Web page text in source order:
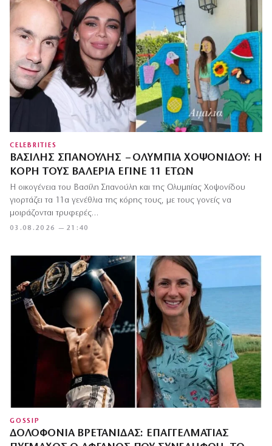
CELEBRITIES
ΒΑΣΊΛΗΣ ΣΠΑΝΟΎΛΗΣ – ΟΛΥΜΠΊΑ ΧΟΨΟΝΊΔΟΥ: Η
ΚΌΡΗ ΤΟΥΣ ΒΑΛΈΡΙΑ ΈΓΙΝΕ 11 ΕΤΏΝ
03.08.2026 — 21:40
Η οικογένεια του Βασίλη Σπανούλη και της Ολυμπίας Χοψονίδου
γιορτάζει τα 11α γενέθλια της κόρης τους, με τους γονείς να
μοιράζονται τρυφερές…
GOSSIP
ΔΟΛΟΦΟΝΊΑ ΒΡΕΤΑΝΊΔΑΣ: ΕΠΑΓΓΕΛΜΑΤΊΑΣ